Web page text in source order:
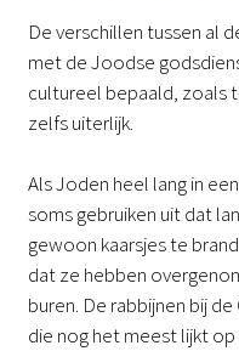
De verschillen tussen al
met de Joodse
cultureel bepaald, zoals
zelfs uiterlijk.
Als Joden heel lang in
soms gebruiken uit dat
gewoon kaarsjes te
dat ze hebben
buren. De rabbijnen bij
die nog het meest lijkt